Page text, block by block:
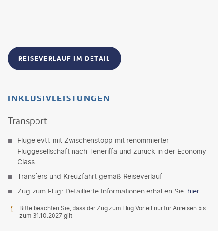
REISEVERLAUF IM DETAIL
INKLUSIVLEISTUNGEN
Transport
Flüge evtl. mit Zwischenstopp mit renommierter
Fluggesellschaft nach Teneriffa und zurück in der Economy
Class
Transfers und Kreuzfahrt gemäß Reiseverlauf
Zug zum Flug: Detaillierte Informationen erhalten Sie hier
Bitte beachten Sie, dass der Zug zum Flug Vorteil nur für Anreisen bis
zum 31.10.2027 gilt.